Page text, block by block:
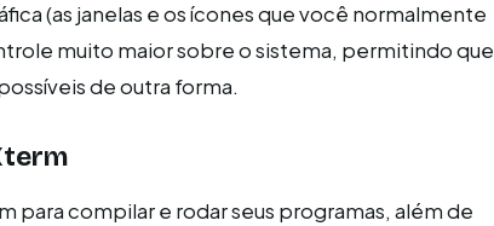
(as janelas e os ícones que você normalmente
muito maior sobre o sistema, permitindo que
de outra forma.
para compilar e rodar seus programas, além de